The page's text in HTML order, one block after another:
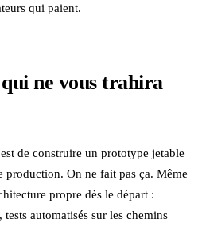
qui paient.
ne vous trahira
de construire un prototype jetable
On ne fait pas ça. Même
propre dès le départ :
automatisés sur les chemins